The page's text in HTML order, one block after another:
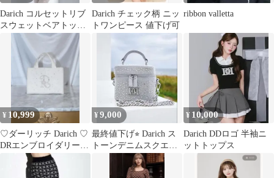
Darich コルセットリブ
スウェットベアトップ
Darich チェック柄 ニッ
トワンピース 値下げ可
ribbon valletta
¥ 10,999
♡ダーリッチ Darich ♡
DRエンブロイダリービ
ジューミニトートバッ
¥9,000
最終値下げ⭐︎ Darich ス
トーンデニムスクエア
ミニバッグ
¥ 10,000
Darich DDロゴ 半袖ニ
ットトップス